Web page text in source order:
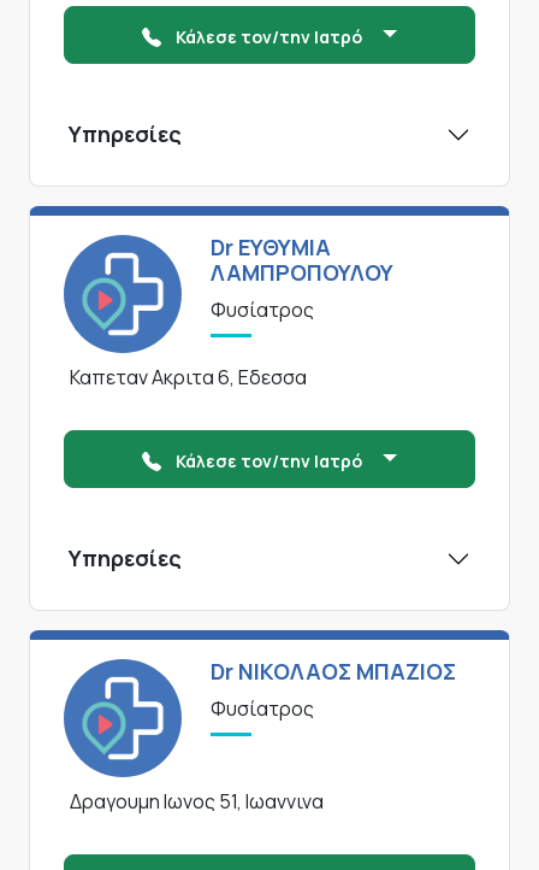
Κάλεσε τον/την Ιατρό
Υπηρεσίες
Dr ΕΥΘΥΜΙΑ
ΛΑΜΠΡΟΠΟΥΛΟΥ
Φυσίατρος
Καπεταν Ακριτα 6, Εδεσσα
Κάλεσε τον/την Ιατρό
Υπηρεσίες
Dr ΝΙΚΟΛΑΟΣ ΜΠΑΖΙΟΣ
Φυσίατρος
Δραγουμη Ιωνος 51, Ιωαννινα